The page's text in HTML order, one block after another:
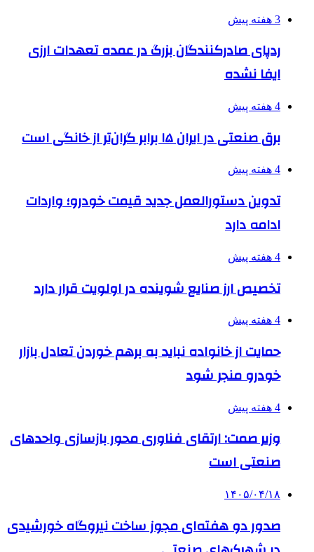
3 هفته پیش
ردپای صادرکنندگان بزرگ در عمده تعهدات ارزی
ایفا نشده
4 هفته پیش
برق صنعتی در ایران ۱۵ برابر گران‌تر از خانگی است
4 هفته پیش
تدوین دستورالعمل جدید قیمت خودرو؛ واردات
ادامه دارد
4 هفته پیش
تخصیص ارز صنایع شوینده در اولویت قرار دارد
4 هفته پیش
حمایت از خانواده نباید به برهم خوردن تعادل بازار
خودرو منجر شود
4 هفته پیش
وزیر صمت: ارتقای فناوری محور بازسازی واحدهای
صنعتی است
۱۴۰۵/۰۴/۱۸
صدور دو هفته‌ای مجوز ساخت نیروگاه خورشیدی